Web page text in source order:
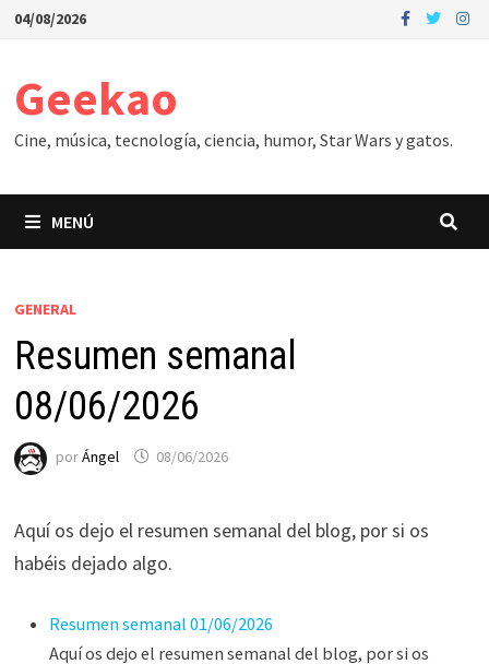
Saltar
04/08/2026
Geekao
Cine, música, tecnología, ciencia, humor, Star Wars y gatos.
MENÚ
GENERAL
Resumen semanal
08/06/2026
porÁngel 08/06/2026
Aquí os dejo el resumen semanal del blog, por si os
habéis dejado algo.
Resumen semanal 01/06/2026
Aquí os dejo el resumen semanal del blog, por si os